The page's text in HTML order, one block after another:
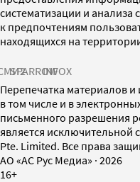
систематизации и анализа
к предпочтениям
находящихся на
SPARROWINFOX
Перепечатка материалов
в том числе и в
письменного разрешения
является исключительной
Pte. Limited. Все права
AO «АС Рус Медиа» · 2026
16+